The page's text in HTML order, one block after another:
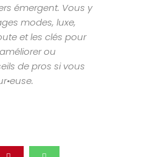
émergent. Vous y
modes, luxe,
et les clés pour
ou
de pros si vous